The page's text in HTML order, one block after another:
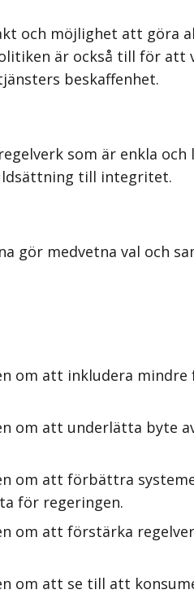
och möjlighet att göra
är också till för
beskaffenhet.
som är enkla
till integritet.
gör medvetna val och
om att inkludera
om att underlätta
om att förbättra
för regeringen.
om att förstärka
om att se till att